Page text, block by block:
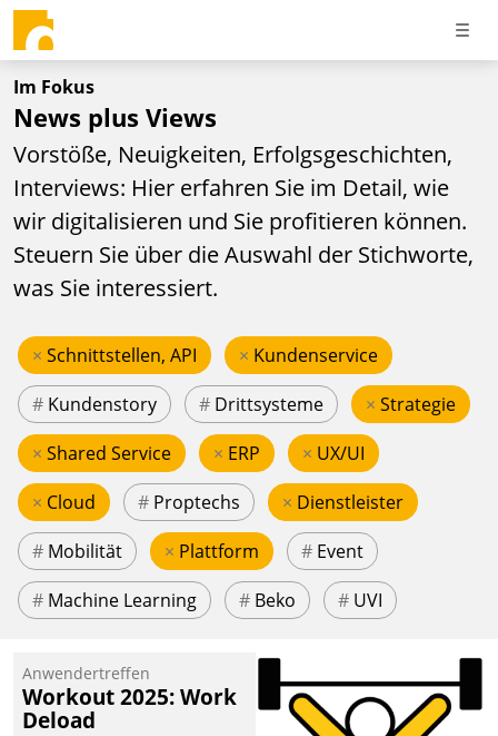
Im Fokus
News plus Views
Vorstöße, Neuigkeiten, Erfolgsgeschichten,
Interviews: Hier erfahren Sie im Detail, wie
wir digitalisieren und Sie profitieren können.
Steuern Sie über die Auswahl der Stichworte,
was Sie interessiert.
× Schnittstellen, API × Kundenservice
# Kundenstory # Drittsysteme × Strategie
× Shared Service × ERP × UX/UI
× Cloud # Proptechs × Dienstleister
# Mobilität × Plattform # Event
# Machine Learning # Beko # UVI
Anwendertreffen
Workout 2025: Work
Deload